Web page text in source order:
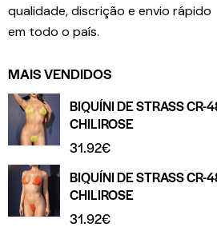
qualidade, discrição e envio rápido
em todo o país.
MAIS VENDIDOS
BIQUÍNI DE STRASS
CHILIROSE
31.92€
BIQUÍNI DE STRASS
CHILIROSE
31.92€